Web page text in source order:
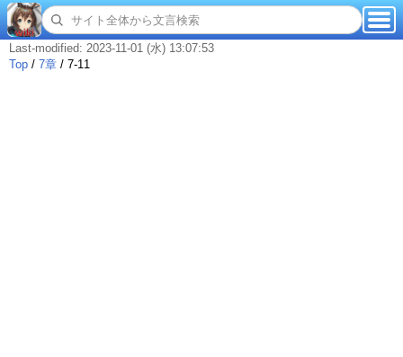
Last-modified: 2023-11-01 (水) 13:07:53
Top / 7章 / 7-11